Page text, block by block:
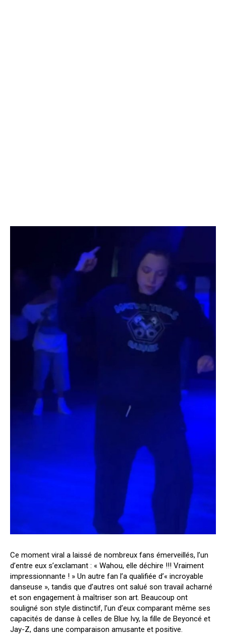
Ce moment viral a laissé de nombreux fans émerveillés, l’un
d’entre eux s’exclamant : « Wahou, elle déchire !!! Vraiment
impressionnante ! » Un autre fan l’a qualifiée d’« incroyable
danseuse », tandis que d’autres ont salué son travail acharné
et son engagement à maîtriser son art. Beaucoup ont
souligné son style distinctif, l’un d’eux comparant même ses
capacités de danse à celles de Blue Ivy, la fille de Beyoncé et
Jay-Z, dans une comparaison amusante et positive.